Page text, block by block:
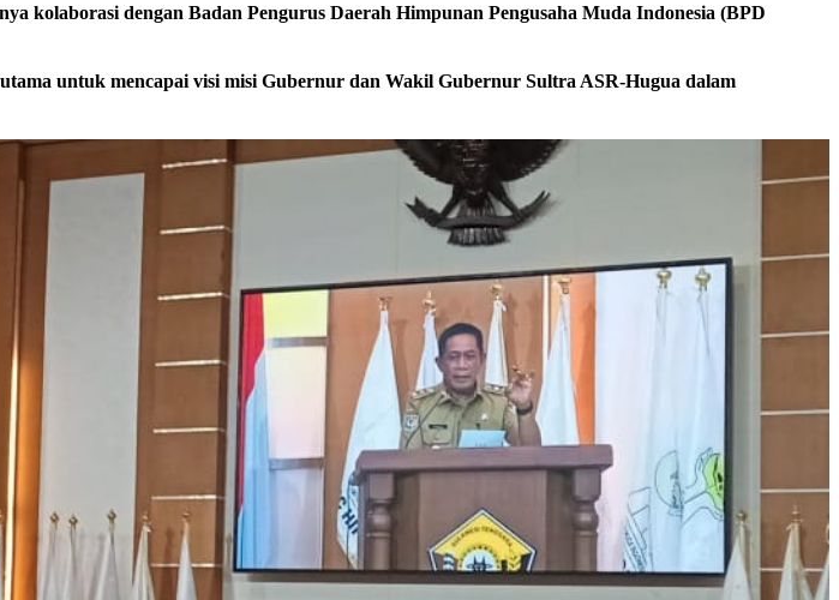
kolaborasi dengan Badan Pengurus Daerah Himpunan Pengusaha Muda Indonesia (BPD
untuk mencapai visi misi Gubernur dan Wakil Gubernur Sultra ASR-Hugua dalam